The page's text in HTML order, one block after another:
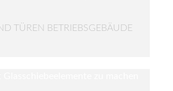
TÜREN BETRIEBSGEBÄUDE